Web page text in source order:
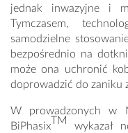
jednak inwazyjne i
Tymczasem,
samodzielne
bezpośrednio na
może ona uchronić
doprowadzić do zaniku
W prowadzonych w
BiPhasixTM wykazał